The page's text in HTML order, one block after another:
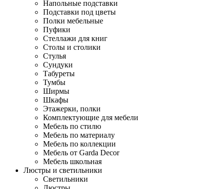
Напольные подставки
Подставки под цветы
Полки мебельные
Пуфики
Стеллажи для книг
Столы и столики
Стулья
Сундуки
Табуреты
Тумбы
Ширмы
Шкафы
Этажерки, полки
Комплектующие для мебели
Мебель по стилю
Мебель по материалу
Мебель по коллекции
Мебель от Garda Decor
Мебель школьная
Люстры и светильники
Светильники